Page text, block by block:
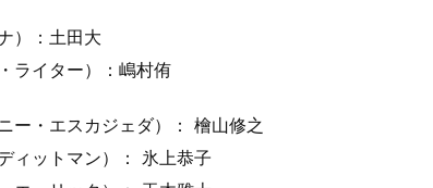
）：土田大
ライター）：嶋村侑
ー・エスカジェダ）： 檜山修之
ィットマン）： 氷上恭子